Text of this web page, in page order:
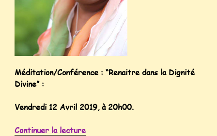
Méditation/Conférence : “Renaitre dans la Dignité
Divine” :
Vendredi 12 Avril 2019, à 20h00.
Continuer la lecture